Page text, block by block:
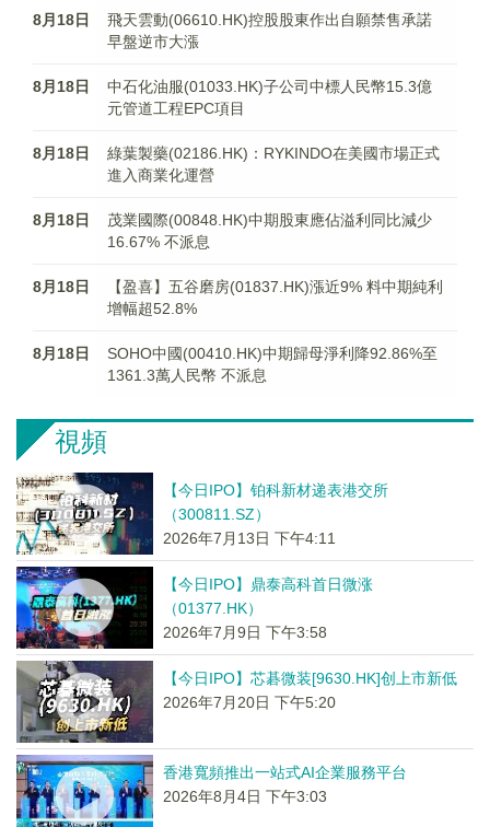
8月18日
飛天雲動(06610.HK)控股股東作出自願禁售承諾
早盤逆市大漲
8月18日
中石化油服(01033.HK)子公司中標人民幣15.3億
元管道工程EPC項目
8月18日
綠葉製藥(02186.HK)：RYKINDO在美國市場正式
進入商業化運營
8月18日
茂業國際(00848.HK)中期股東應佔溢利同比減少
16.67% 不派息
8月18日
【盈喜】五谷磨房(01837.HK)漲近9% 料中期純利
增幅超52.8%
8月18日
SOHO中國(00410.HK)中期歸母淨利降92.86%至
1361.3萬人民幣 不派息
視頻
【今日IPO】铂科新材递表港交所
（300811.SZ）
2026年7月13日 下午4:11
【今日IPO】鼎泰高科首日微涨
（01377.HK）
2026年7月9日 下午3:58
【今日IPO】芯碁微装[9630.HK]创上市新低
2026年7月20日 下午5:20
香港寬頻推出一站式AI企業服務平台
2026年8月4日 下午3:03